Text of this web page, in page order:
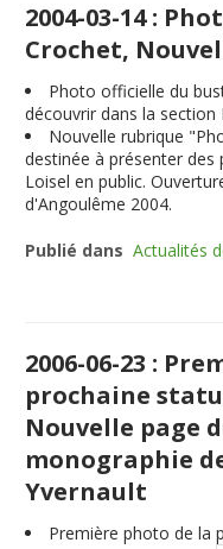
2004-03-14 :
Crochet,
Photo officielle du
découvrir dans la section
Nouvelle rubrique
destinée à présenter des
Loisel en public.
d'Angoulême 2004.
Publié dans Actualités
2006-06-23 :
prochaine
Nouvelle page
monographie
Yvernault
Première photo de la